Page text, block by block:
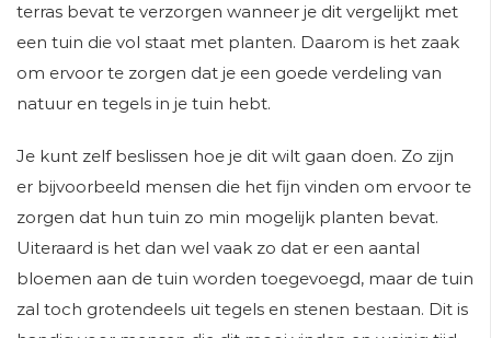
terras bevat te verzorgen wanneer je dit vergelijkt met
een tuin die vol staat met planten. Daarom is het zaak
om ervoor te zorgen dat je een goede verdeling van
natuur en tegels in je tuin hebt.
Je kunt zelf beslissen hoe je dit wilt gaan doen. Zo zijn
er bijvoorbeeld mensen die het fijn vinden om ervoor te
zorgen dat hun tuin zo min mogelijk planten bevat.
Uiteraard is het dan wel vaak zo dat er een aantal
bloemen aan de tuin worden toegevoegd, maar de tuin
zal toch grotendeels uit tegels en stenen bestaan. Dit is